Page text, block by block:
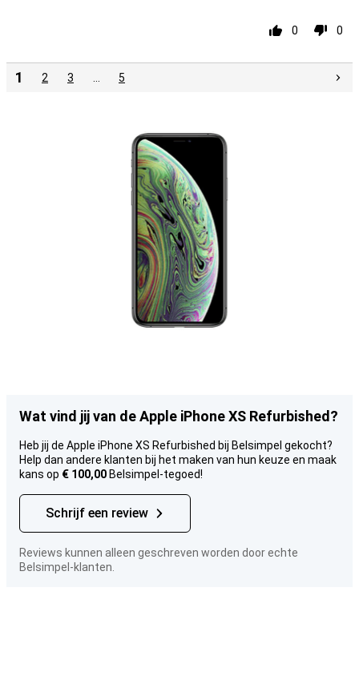
0 0
1 2 3 5
Wat vind jij van de Apple iPhone XS Refurbished?
Heb jij de Apple iPhone XS Refurbished bij Belsimpel gekocht?
Help dan andere klanten bij het maken van hun keuze en maak
kans op € 100,00 Belsimpel-tegoed!
Schrijf een review
Reviews kunnen alleen geschreven worden door echte
Belsimpel-klanten.